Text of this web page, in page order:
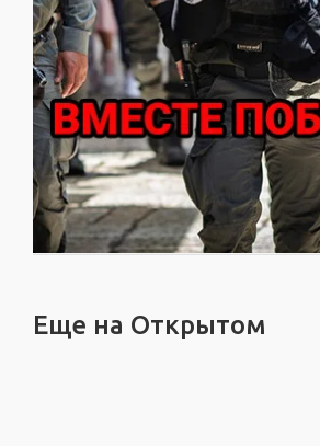
Еще на Открытом